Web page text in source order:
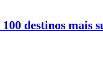
destinos mais